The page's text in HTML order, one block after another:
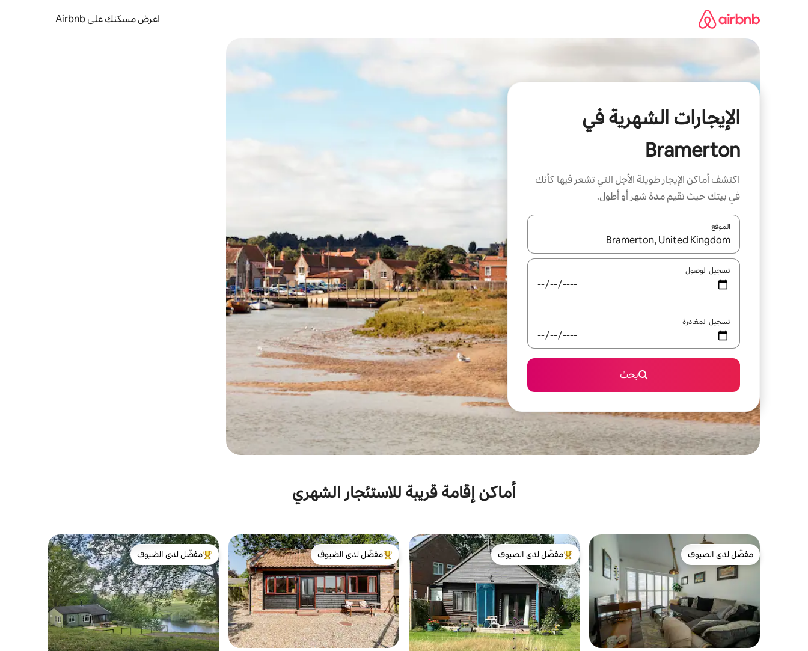
اعرض مسكنك على Airbnb
الإيجارات الشهرية في
Bramerton
اكتشف أماكن الإيجار طويلة الأجل التي تشعر فيها كأنك
في بيتك حيث تقيم مدة شهر أو أطول.
الموقع
عند توفر النتائج، انتقل باستخدام السهمين لأعلى ولأسفل أو استكشف عن طريق اللمس أو السحب.
تسجيل الوصول
تسجيل المغادرة
بحث
أماكن إقامة قريبة للاستئجار الشهري
مفضّل لدى الضيوف
مفضّل لدى الضيوف
من أبرز البيوت المفضّلة لدى الضيوف
مفضّل لدى الضيوف
من أبرز البيوت المفضّلة لدى الضيوف
مفضّل لدى الضيوف
من أبرز البيوت المفضّلة لدى الضيوف
مفضّل لدى الضيوف